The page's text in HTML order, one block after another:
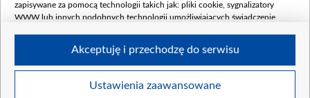
Dofinansowanie 250 000 000,00 PLN
4 sierpnia 250 mln
zapisywane za pomocą technologii takich jak: pliki cookie, sygnalizatory
WWW lub innych podobnych technologii umożliwiających świadczenie
Twoje dane osobowe zbierane podczas odwiedzania przez Ciebie
Ustawienia zaawansowane
Akceptuję i przechodzę do serwisu